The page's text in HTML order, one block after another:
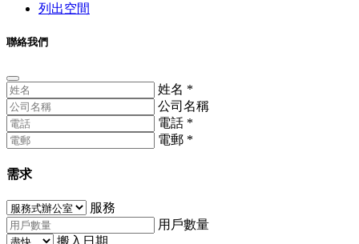
列出空間
聯絡我們
姓名 *
公司名稱
電話 *
電郵 *
需求
服務
用戶數量
搬入日期